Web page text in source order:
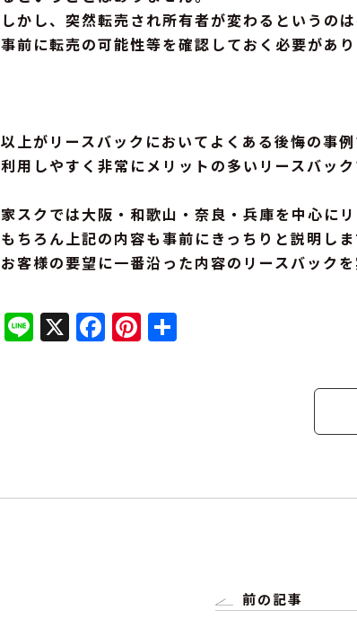
しかし、突然転売され所有者が変わるというのは
事前に転売の可能性等を確認しておく必要があり
以上がリースバックにおいてよくある後悔の事例
利用しやすく非常にメリットの多いリースバッ
家スクでは大阪・和歌山・奈良・兵庫を中心に
もちろん上記の内容も事前にきっちりと説明しま
お客様の要望に一番沿った内容のリースバック
Line
X Facebook
Pinterest
前の記事